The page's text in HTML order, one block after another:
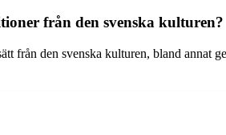
från den svenska kulturen?
från den svenska kulturen, bland annat